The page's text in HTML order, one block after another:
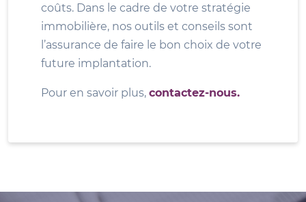
coûts. Dans le cadre de votre stratégie
immobilière, nos outils et conseils sont
l’assurance de faire le bon choix de votre
future implantation.
Pour en savoir plus, contactez-nous.